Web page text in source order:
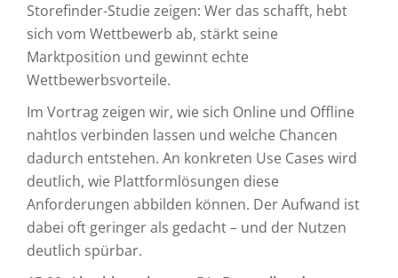
Storefinder-Studie zeigen: Wer das schafft, hebt
sich vom Wettbewerb ab, stärkt seine
Marktposition und gewinnt echte
Wettbewerbsvorteile.
Im Vortrag zeigen wir, wie sich Online und Offline
nahtlos verbinden lassen und welche Chancen
dadurch entstehen. An konkreten Use Cases wird
deutlich, wie Plattformlösungen diese
Anforderungen abbilden können. Der Aufwand ist
dabei oft geringer als gedacht – und der Nutzen
deutlich spürbar.